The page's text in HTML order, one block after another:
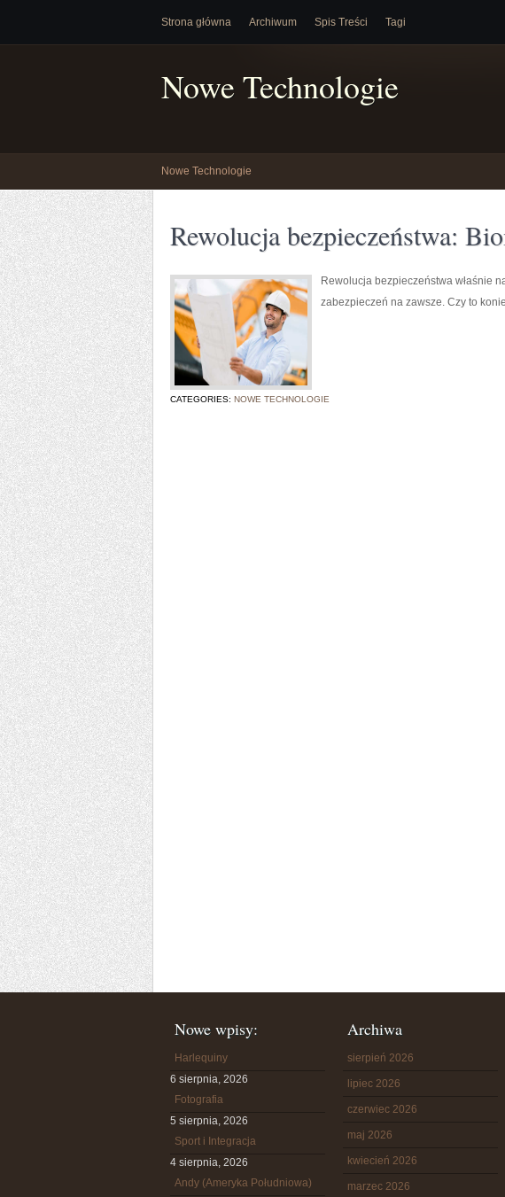
Strona główna Archiwum Spis Treści Tagi
Nowe Technologie
Nowe Technologie
Rewolucja bezpieczeństwa:
Rewolucja bezpieczeństwa właśnie
zabezpieczeń na zawsze. Czy to
CATEGORIES: NOWE TECHNOLOGIE
Nowe wpisy:
Harlequiny
6 sierpnia, 2026
Fotografia
5 sierpnia, 2026
Sport i Integracja
4 sierpnia, 2026
Andy (Ameryka Południowa)
Archiwa
sierpień 2026
lipiec 2026
czerwiec 2026
maj 2026
kwiecień 2026
marzec 2026